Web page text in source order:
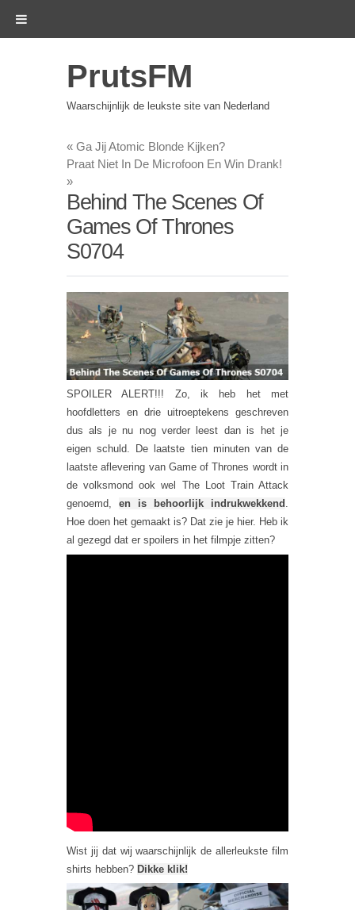
PrutsFM
Waarschijnlijk de leukste site van Nederland
« Ga Jij Atomic Blonde Kijken?
Praat Niet In De Microfoon En Win Drank!
»
Behind The Scenes Of
Games Of Thrones
S0704
SPOILER ALERT!!! Zo, ik heb het met
hoofdletters en drie uitroeptekens geschreven
dus als je nu nog verder leest dan is het je
eigen schuld. De laatste tien minuten van de
laatste aflevering van Game of Thrones wordt in
de volksmond ook wel The Loot Train Attack
genoemd, en is behoorlijk indrukwekkend .
Hoe doen het gemaakt is? Dat zie je hier. Heb ik
al gezegd dat er spoilers in het filmpje zitten?
Wist jij dat wij waarschijnlijk de allerleukste film
shirts hebben? Dikke klik!